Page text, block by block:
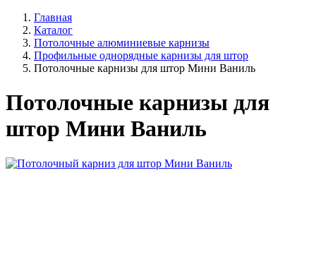
Главная
Каталог
Потолочные алюминиевые карнизы
Профильные однорядные карнизы для штор
Потолочные карнизы для штор Мини Ваниль
Потолочные карнизы для
штор Мини Ваниль